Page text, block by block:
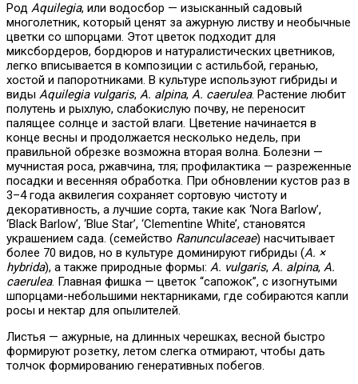
Род Aquilegia, или водосбор — изысканный садовый
многолетник, который ценят за ажурную листву и необычные
цветки со шпорцами. Этот цветок подходит для
миксбордеров, бордюров и натуралистических цветников,
легко вписывается в композиции с астильбой, геранью,
хостой и папоротниками. В культуре используют гибриды и
виды Aquilegia vulgaris, A. alpina, A. caerulea. Растение любит
полутень и рыхлую, слабокислую почву, не переносит
палящее солнце и застой влаги. Цветение начинается в
конце весны и продолжается несколько недель, при
правильной обрезке возможна вторая волна. Болезни —
мучнистая роса, ржавчина, тля; профилактика — разреженные
посадки и весенняя обработка. При обновлении кустов раз в
3–4 года аквилегия сохраняет сортовую чистоту и
декоративность, а лучшие сорта, такие как ‘Nora Barlow’,
‘Black Barlow’, ‘Blue Star’, ‘Clementine White’, становятся
украшением сада. (семейство Ranunculaceae) насчитывает
более 70 видов, но в культуре доминируют гибриды (A. ×
hybrida), а также природные формы: A. vulgaris, A. alpina, A.
caerulea. Главная фишка — цветок “сапожок”, с изогнутыми
шпорцами-небольшими нектарниками, где собираются капли
росы и нектар для опылителей.
Листья — ажурные, на длинных черешках, весной быстро
формируют розетку, летом слегка отмирают, чтобы дать
толчок формированию генеративных побегов.